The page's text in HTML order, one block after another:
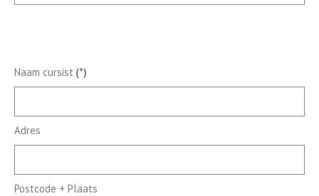
Naam cursist (*)
Adres
Postcode + Plaats